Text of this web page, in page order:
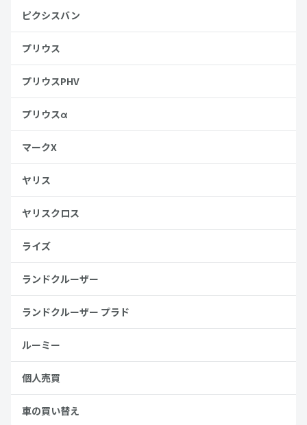
ピクシスバン
プリウス
プリウスPHV
プリウスα
マークX
ヤリス
ヤリスクロス
ライズ
ランドクルーザー
ランドクルーザー プラド
ルーミー
個人売買
車の買い替え